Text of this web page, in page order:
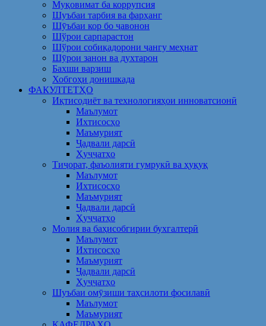
Муқовимат ба коррупсия
Шуъбаи тарбия ва фарҳанг
Шӯъбаи кор бо ҷавонон
Шўрои сарпарастон
Шўрои собиқадорони ҷангу меҳнат
Шӯрои занон ва духтарон
Бахши варзиш
Хобгоҳи донишкада
ФАКУЛТЕТҲО
Иқтисодиёт ва технологияҳои инноватсионӣ
Маълумот
Ихтисосҳо
Маъмурият
Ҷадвали дарсӣ
Ҳуҷҷатҳо
Тиҷорат, фаъолияти гумрукӣ ва ҳуқуқ
Маълумот
Ихтисосҳо
Маъмурият
Ҷадвали дарсӣ
Ҳуҷҷатҳо
Молия ва баҳисобгирии бухгалтерӣ
Маълумот
Ихтисосҳо
Маъмурият
Ҷадвали дарсӣ
Ҳуҷҷатҳо
Шуъбаи омӯзиши таҳсилоти фосилавӣ
Маълумот
Маъмурият